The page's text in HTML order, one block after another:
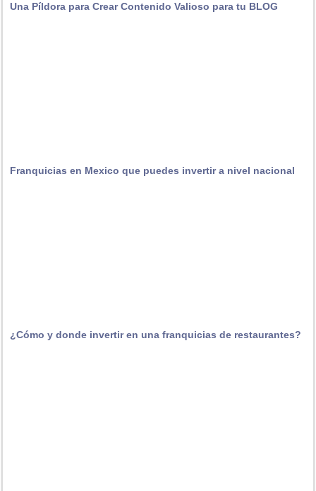
Una Píldora para Crear Contenido Valioso para tu BLOG
Franquicias en Mexico que puedes invertir a nivel nacional
¿Cómo y donde invertir en una franquicias de restaurantes?